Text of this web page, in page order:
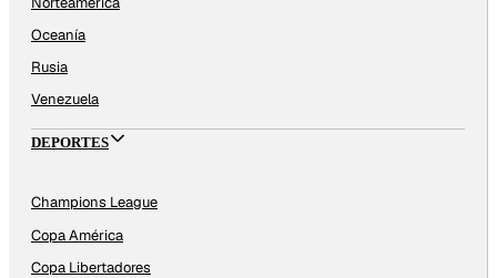
Oceanía
Rusia
Venezuela
DEPORTES
Champions League
Copa América
Copa Libertadores